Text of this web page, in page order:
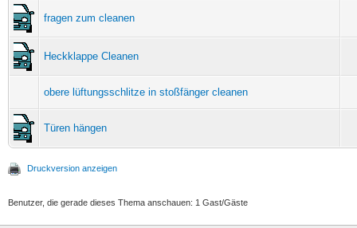
fragen zum cleanen
Heckklappe Cleanen
obere lüftungsschlitze in stoßfänger cleanen
Türen hängen
Druckversion anzeigen
Benutzer, die gerade dieses Thema anschauen: 1 Gast/Gäste